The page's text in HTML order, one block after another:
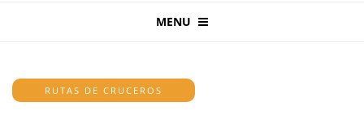
MENU
RUTAS DE CRUCEROS